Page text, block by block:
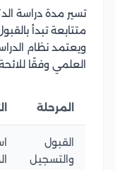
تسير مدة دراسة
متتابعة تبدأ
ويعتمد نظام
العلمي وفقًا
المرحلة
القبول
والتسجيل